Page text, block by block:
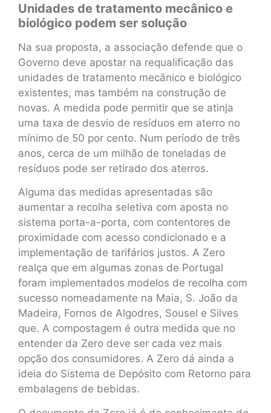
Unidades de tratamento mecânico e
biológico podem ser solução
Na sua proposta, a associação defende que o
Governo deve apostar na requalificação das
unidades de tratamento mecânico e biológico
existentes, mas também na construção de
novas. A medida pode permitir que se atinja
uma taxa de desvio de resíduos em aterro no
mínimo de 50 por cento. Num período de três
anos, cerca de um milhão de toneladas de
resíduos pode ser retirado dos aterros.
Alguma das medidas apresentadas são
aumentar a recolha seletiva com aposta no
sistema porta-a-porta, com contentores de
proximidade com acesso condicionado e a
implementação de tarifários justos. A Zero
realça que em algumas zonas de Portugal
foram implementados modelos de recolha com
sucesso nomeadamente na Maia, S. João da
Madeira, Fornos de Algodres, Sousel e Silves
que. A compostagem é outra medida que no
entender da Zero deve ser cada vez mais
opção dos consumidores. A Zero dá ainda a
ideia do Sistema de Depósito com Retorno para
embalagens de bebidas.